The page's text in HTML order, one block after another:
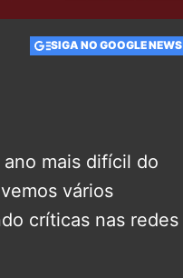
SIGA NO GOOGLE NEWS
mais difícil do
vários
críticas nas redes